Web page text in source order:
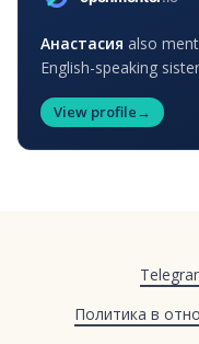
Анастасия also
English-speaking
View profile→
Политика в